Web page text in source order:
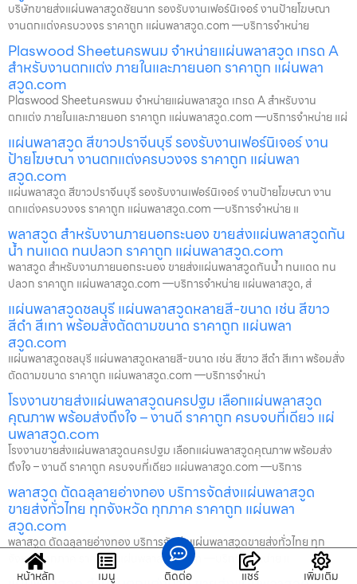
บริษัทขายส่งแผ่นพลาสวูดชัยนาท รองรับงานเฟอร์นิเจอร์ งานป้ายโฆษณา
งานตกแต่งครบวงจร ราคาถูก แผ่นพลาสวูด.com —บริการจำหน่าย
Plaswood Sheetนครพนม จำหน่ายแผ่นพลาสวูด เกรด A
สำหรับงานตกแต่ง ภายในและภายนอก ราคาถูก แผ่นพลา
สวูด.com
Plaswood Sheetนครพนม จำหน่ายแผ่นพลาสวูด เกรด A สำหรับงาน
ตกแต่ง ภายในและภายนอก ราคาถูก แผ่นพลาสวูด.com —บริการจำหน่าย แผ่
แผ่นพลาสวูด สีขาวปราจีนบุรี รองรับงานเฟอร์นิเจอร์ งาน
ป้ายโฆษณา งานตกแต่งครบวงจร ราคาถูก แผ่นพลา
สวูด.com
แผ่นพลาสวูด สีขาวปราจีนบุรี รองรับงานเฟอร์นิเจอร์ งานป้ายโฆษณา งาน
ตกแต่งครบวงจร ราคาถูก แผ่นพลาสวูด.com —บริการจำหน่าย แ
พลาสวูด สำหรับงานภายนอกระนอง ขายส่งแผ่นพลาสวูดกัน
น้ำ ทนแดด ทนปลวก ราคาถูก แผ่นพลาสวูด.com
พลาสวูด สำหรับงานภายนอกระนอง ขายส่งแผ่นพลาสวูดกันน้ำ ทนแดด ทน
ปลวก ราคาถูก แผ่นพลาสวูด.com —บริการจำหน่าย แผ่นพลาสวูด, ส่
แผ่นพลาสวูดชลบุรี แผ่นพลาสวูดหลายสี-ขนาด เช่น สีขาว
สีดำ สีเทา พร้อมสั่งตัดตามขนาด ราคาถูก แผ่นพลา
สวูด.com
แผ่นพลาสวูดชลบุรี แผ่นพลาสวูดหลายสี-ขนาด เช่น สีขาว สีดำ สีเทา พร้อมสั่ง
ตัดตามขนาด ราคาถูก แผ่นพลาสวูด.com —บริการจำหน่า
โรงงานขายส่งแผ่นพลาสวูดนครปฐม เลือกแผ่นพลาสวูด
คุณภาพ พร้อมส่งถึงใจ – งานดี ราคาถูก ครบจบที่เดียว แผ่
นพลาสวูด.com
โรงงานขายส่งแผ่นพลาสวูดนครปฐม เลือกแผ่นพลาสวูดคุณภาพ พร้อมส่ง
ถึงใจ – งานดี ราคาถูก ครบจบที่เดียว แผ่นพลาสวูด.com —บริการ
พลาสวูด ตัดฉลุลายอ่างทอง บริการจัดส่งแผ่นพลาสวูด
ขายส่งทั่วไทย ทุกจังหวัด ทุกภาค ราคาถูก แผ่นพลา
สวูด.com
พลาสวูด ตัดฉลุลายอ่างทอง บริการจัดส่งแผ่นพลาสวูดขายส่งทั่วไทย ทุก
จังหวัด ทุกภาค ราคาถูก แผ่นพลาสวูด.com —บริการจำหน่าย แ
หน้าหลัก เมนู ติดต่อ แชร์ เพิ่มเติม